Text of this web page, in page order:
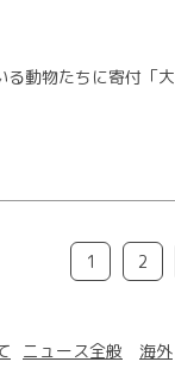
る動物たちに寄付「大
1 2
ニュース全般 海外